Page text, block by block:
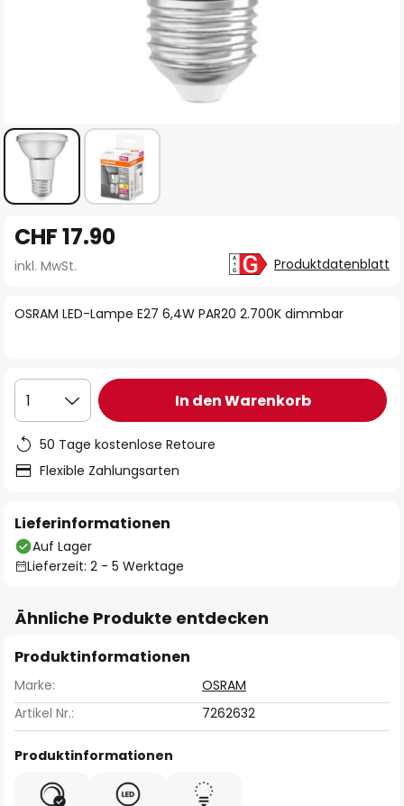
Anfang
der
springen
OSRAM LED-Lampe E27 6,4W PAR20 2.700K dimmbar
CHF 17.90
inkl. MwSt. Produktdatenblatt
1 In den Warenkorb
50 Tage kostenlose Retoure
Flexible Zahlungsarten
Lieferinformationen
Auf Lager
Lieferzeit: 2 - 5 Werktage
Ähnliche Produkte entdecken
Produktinformationen
Marke:
OSRAM
Artikel Nr.:
7262632
Produktinformationen